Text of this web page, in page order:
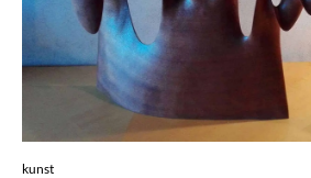
kunst